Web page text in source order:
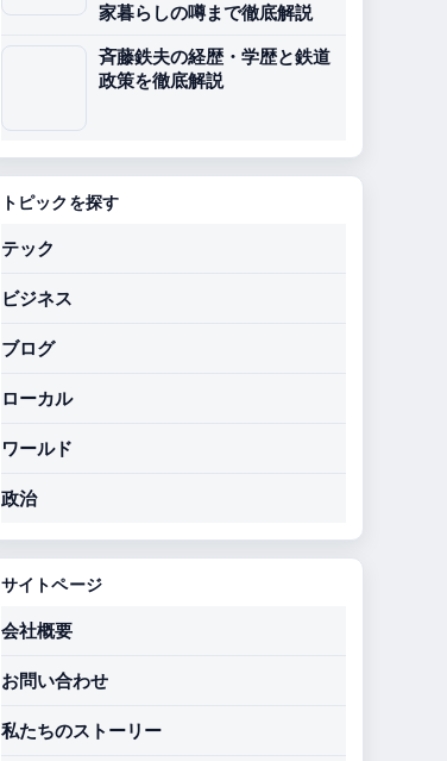
家暮らしの噂まで徹底解説
斉藤鉄夫の経歴・学歴と鉄道
政策を徹底解説
トピックを探す
テック
ビジネス
ブログ
ローカル
ワールド
政治
サイトページ
会社概要
お問い合わせ
私たちのストーリー